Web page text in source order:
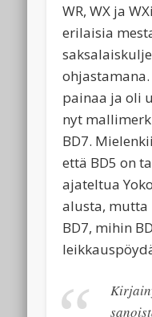
WR, WX ja
erilaisia
painaa ja oli
nyt
BD7.
että BD5 on
ajateltua
alusta, mutta
BD7, mihin